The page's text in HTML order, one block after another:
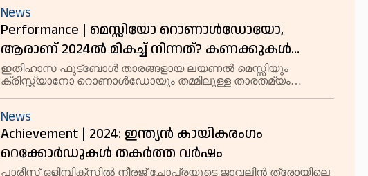
News
Performance | മെസ്സിയോ റൊണാൾഡോയോ,
ആരാണ് 2024ൽ മികച്ച് നിന്നത്? കണക്കുകൾ
പറയുന്നത്!
ഇതിഹാസ ഫുട്‍ബോൾ താരങ്ങളായ ലയണൽ മെസ്സിയും
ക്രിസ്റ്റ്യാനോ റൊണാൾഡോയും തമ്മിലുള്ള താരതമ്യം
News
Achievement | 2024: ഇന്ത്യന്‍ കായികരംഗം
റെക്കോര്‍ഡുകള്‍ തകര്‍ത്ത വര്‍ഷം
പാരീസ് ഒളിമ്പിക്‌സില്‍ നീരജ് ചോപ്രയുടെ ജാവലിന്‍ ത്രോയിലെ